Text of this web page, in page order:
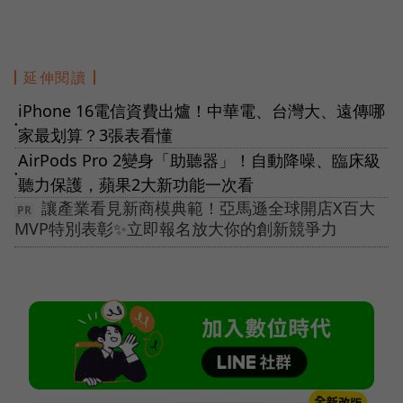
延伸閱讀
●
iPhone 16電信資費出爐！中華電、台灣大、遠傳哪
家最划算？3張表看懂
●
AirPods Pro 2變身「助聽器」！自動降噪、臨床級
聽力保護，蘋果2大新功能一次看
讓產業看見新商模典範！亞馬遜全球開店X百大
MVP特別表彰✨立即報名放大你的創新競爭力